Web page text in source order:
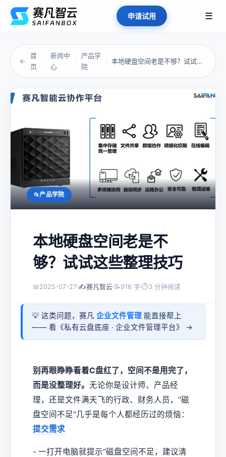
申请试用 ☰
←
首
页
›
新闻中
心
›
产品学
院
› 本地硬盘空间老是不够？试试这些整理技巧
产品学院
本地硬盘空间老是不
够？试试这些整理技巧
📅2025-07-27 ✍️赛凡智云 📝916 字 ⏱3 分钟阅读
💡 这类问题，赛凡 企业文件管理 能直接帮上
—— 看《私有云盘底座 · 企业文件管理平台》 →
别再眼睁睁看着C盘红了，空间不是用完了，
而是没整理好。 无论你是设计师、产品经
理，还是文件满天飞的行政、财务人员，“磁
盘空间不足”几乎是每个人都经历过的烦恼：
提交需求
- 一打开电脑就提示“磁盘空间不足，建议清